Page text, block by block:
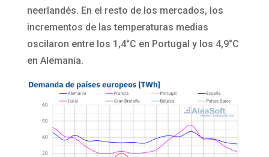
neerlandés. En el resto de los mercados, los
incrementos de las temperaturas medias
oscilaron entre los 1,4°C en Portugal y los 4,9°C
en Alemania.